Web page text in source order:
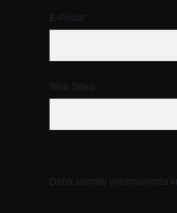
E-Posta*
Web Sitesi
Daha sonraki yorumlarımda